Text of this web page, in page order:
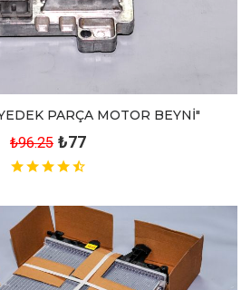
PARÇA MOTOR BEYNİ"
₺96.25 ₺77